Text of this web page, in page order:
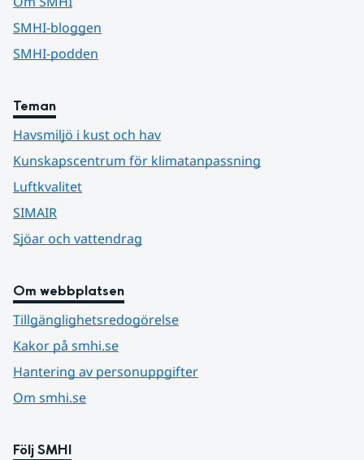
SMHI-bloggen
SMHI-podden
Teman
Havsmiljö i kust och hav
Kunskapscentrum för klimatanpassning
Luftkvalitet
SIMAIR
Sjöar och vattendrag
Om webbplatsen
Tillgänglighetsredogörelse
Kakor på smhi.se
Hantering av personuppgifter
Om smhi.se
Följ SMHI